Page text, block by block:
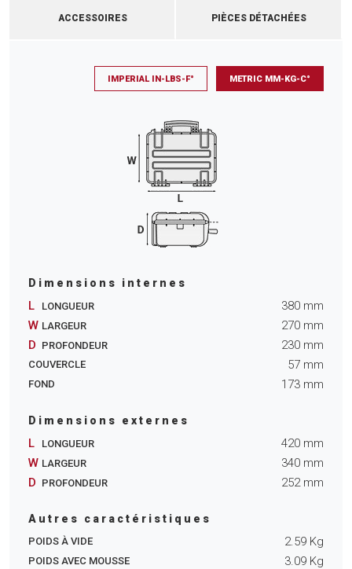
ACCESSOIRES PIÈCES DÉTACHÉES
IMPERIAL IN-LBS-F° METRIC MM-KG-C°
Dimensions internes
L LONGUEUR 380 mm
W LARGEUR 270 mm
D PROFONDEUR 230 mm
COUVERCLE 57 mm
FOND 173 mm
Dimensions externes
L LONGUEUR 420 mm
W LARGEUR 340 mm
D PROFONDEUR 252mm
Autres caractéristiques
POIDS À VIDE 2.59 Kg
POIDS AVEC MOUSSE 3.09 Kg